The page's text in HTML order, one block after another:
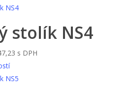
môžete
vybrať
na
stránke
produktu.
€178,35
€198,03
produkt
viacero
Možnosti
môžete
stolík NS4
Price
€227,55
s DPH
Tento
produkt